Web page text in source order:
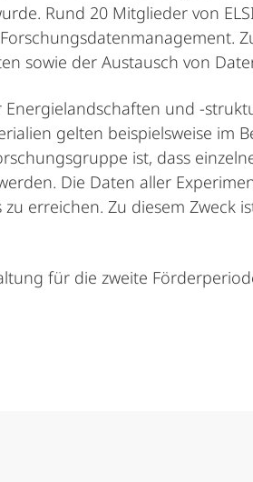
Rund 20 Mitglieder von
sowie der Austausch von
Energielandschaften und -
gelten beispielsweise
ist, dass
Die Daten aller
erreichen. Zu diesem Zweck
für die zweite